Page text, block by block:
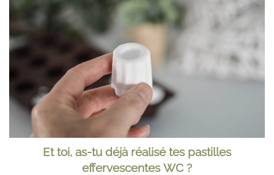
Et toi, as-tu déjà réalisé tes pastilles
effervescentesWC ?